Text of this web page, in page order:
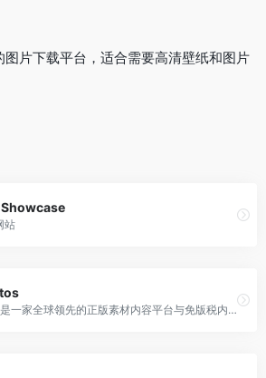
图片下载平台，适合需要高清壁纸和图片
站
Depositphotos是一家全球领先的正版素材内容平台与免版税内容市场，致力于为全球数百万创意专业人士、市场营销人员及企业提供安全、高质量的视觉内容解决方案。